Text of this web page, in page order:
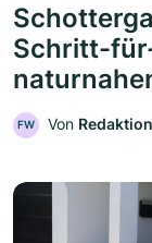
Schritt-
FW Von